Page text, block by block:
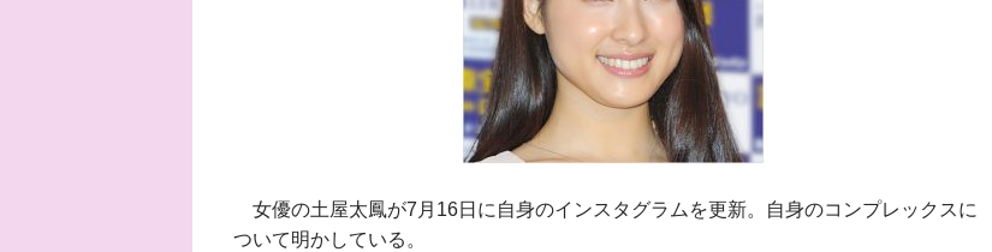
女優の土屋太鳳が7月16日に自身のインスタグラムを更新。自身のコンプレックスに
ついて明かしている。